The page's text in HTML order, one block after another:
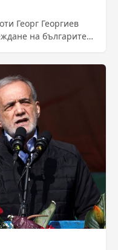
Георг Георгиев
на българите